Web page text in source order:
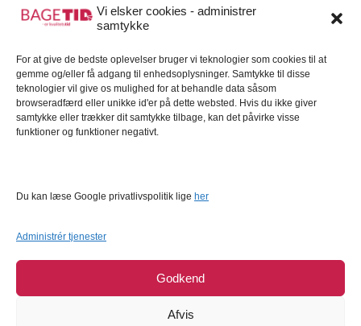
Vi elsker cookies - administrer
samtykke
For at give de bedste oplevelser bruger vi teknologier som cookies til at
gemme og/eller få adgang til enhedsoplysninger. Samtykke til disse
teknologier vil give os mulighed for at behandle data såsom
browseradfærd eller unikke id'er på dette websted. Hvis du ikke giver
samtykke eller trækker dit samtykke tilbage, kan det påvirke visse
funktioner og funktioner negativt.
Du kan læse Google privatlivspolitik lige her
Administrér tjenester
Godkend
Afvis
Gavekort
Kundeservice
Kundeservice
FAQ – Ofte stillede spørgsmål
Om Bagetid.dk
Se Fødevarestyrelsens smiley-rapporter